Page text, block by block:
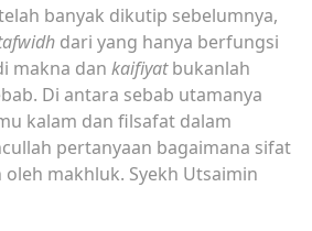
banyak dikutip sebelumnya,
dari yang hanya berfungsi
makna dan kaifiyatbukanlah
Di antara sebab utamanya
kalam dan filsafat dalam
pertanyaan bagaimana sifat
makhluk. Syekh Utsaimin